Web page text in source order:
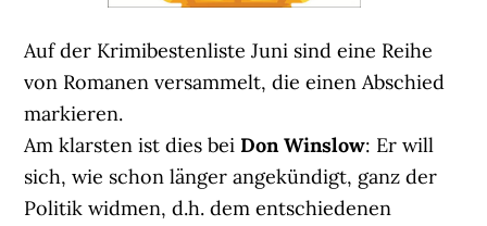
Auf der Krimibestenliste Juni sind eine Reihe
von Romanen versammelt, die einen Abschied
markieren.
Am klarsten ist dies beiDon Winslow: Er will
sich, wie schon länger angekündigt, ganz der
Politik widmen, d.h. dem entschiedenen